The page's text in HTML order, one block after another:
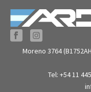
Moreno 3764
Tel: +54 11